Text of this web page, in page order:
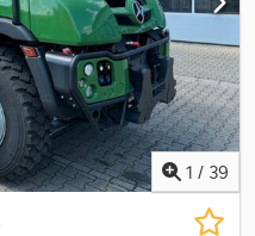
1 / 39